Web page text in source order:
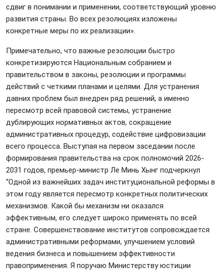
сдвиг в понимании и применении, соответствующий уровню
развития страны. Во всех резолюциях изложены
конкретные меры по их реализации».
Примечательно, что важные резолюции быстро
конкретизируются Национальным собранием и
правительством в законы, резолюции и программы
действий с четкими планами и целями. Для устранения
давних проблем был внедрен ряд решений, а именно
пересмотр всей правовой системы, устранение
дублирующих нормативных актов, сокращение
административных процедур, содействие цифровизации
всего процесса. Выступая на первом заседании после
формирования правительства на срок полномочий 2026-
2031 годов, премьер-министр Ле Минь Хынг подчеркнул
“Одной из важнейших задач институциональной реформы в
этом году является пересмотр конкретных политических
механизмов. Какой бы механизм ни оказался
эффективным, его следует широко применять по всей
стране. Совершенствование институтов сопровождается
административными реформами, улучшением условий
ведения бизнеса и повышением эффективности
правоприменения. Я поручаю Министерству юстиции